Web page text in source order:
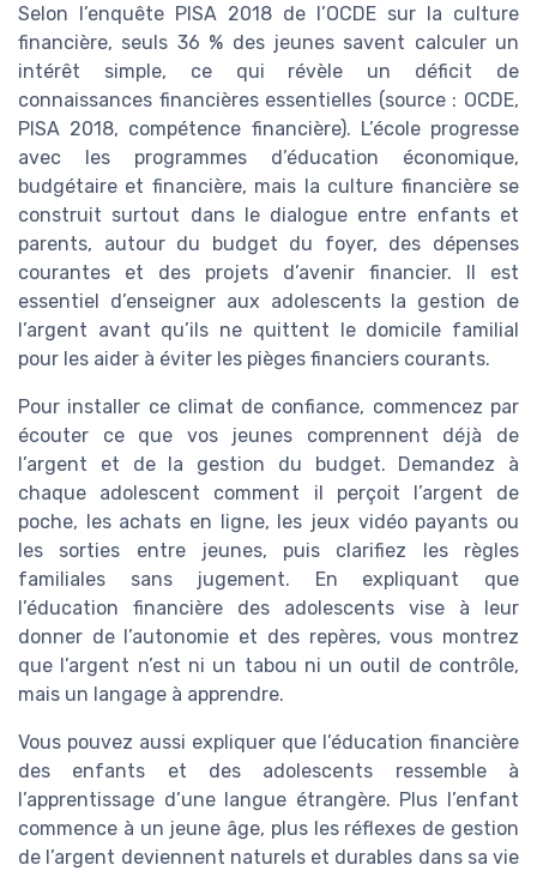
Selon l’enquête PISA 2018 de l’OCDE sur la culture
financière, seuls 36 % des jeunes savent calculer un
intérêt simple, ce qui révèle un déficit de
connaissances financières essentielles (source : OCDE,
PISA 2018, compétence financière). L’école progresse
avec les programmes d’éducation économique,
budgétaire et financière, mais la culture financière se
construit surtout dans le dialogue entre enfants et
parents, autour du budget du foyer, des dépenses
courantes et des projets d’avenir financier. Il est
essentiel d’enseigner aux adolescents la gestion de
l’argent avant qu’ils ne quittent le domicile familial
pour les aider à éviter les pièges financiers courants.
Pour installer ce climat de confiance, commencez par
écouter ce que vos jeunes comprennent déjà de
l’argent et de la gestion du budget. Demandez à
chaque adolescent comment il perçoit l’argent de
poche, les achats en ligne, les jeux vidéo payants ou
les sorties entre jeunes, puis clarifiez les règles
familiales sans jugement. En expliquant que
l’éducation financière des adolescents vise à leur
donner de l’autonomie et des repères, vous montrez
que l’argent n’est ni un tabou ni un outil de contrôle,
mais un langage à apprendre.
Vous pouvez aussi expliquer que l’éducation financière
des enfants et des adolescents ressemble à
l’apprentissage d’une langue étrangère. Plus l’enfant
commence à un jeune âge, plus les réflexes de gestion
de l’argent deviennent naturels et durables dans sa vie